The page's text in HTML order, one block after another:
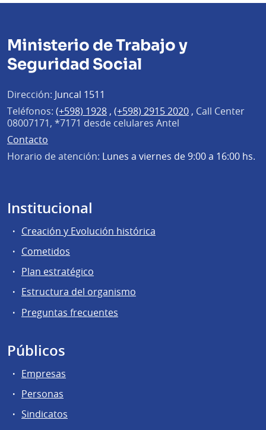
Ministerio de Trabajo y
Seguridad Social
Dirección: Juncal 1511
Teléfonos: (+598) 1928 , (+598) 2915 2020 , Call Center
08007171, *7171 desde celulares Antel
Contacto
Horario de atención: Lunes a viernes de 9:00 a 16:00 hs.
Institucional
Creación y Evolución histórica
Cometidos
Plan estratégico
Estructura del organismo
Preguntas frecuentes
Públicos
Empresas
Personas
Sindicatos